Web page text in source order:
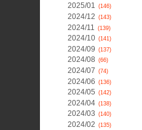
2025/01 (146)
2024/12 (143)
2024/11 (139)
2024/10 (141)
2024/09 (137)
2024/08 (66)
2024/07 (74)
2024/06 (136)
2024/05 (142)
2024/04 (138)
2024/03 (140)
2024/02 (135)